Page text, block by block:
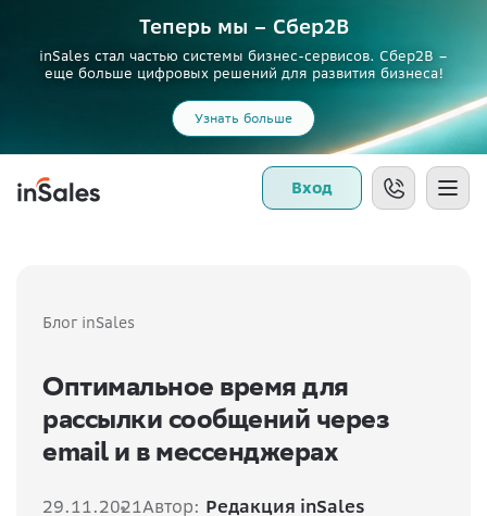
Теперь мы – Сбер2B
inSales стал частью системы бизнес-сервисов. Сбер2В –
еще больше цифровых решений для развития бизнеса!
Узнать больше
Вход
Блог inSales
Оптимальное время для
рассылки сообщений через
email и в мессенджерах
29.11.2021Автор: Редакция inSales